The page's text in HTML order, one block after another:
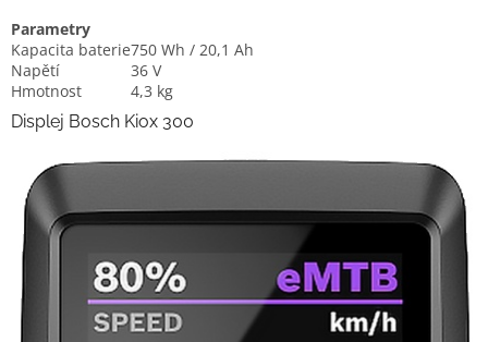
Parametry
Kapacita baterie750 Wh / 20,1 Ah
Napětí
36 V
Hmotnost
4,3 kg
Displej Bosch Kiox 300